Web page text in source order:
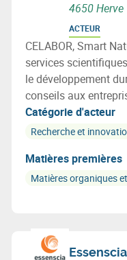
4650 Herve
ACTEUR
CELABOR, Smart
services
le développement
conseils aux
alimentaire (FOOD),
biomasse
emballage, textile et
Catégorie d'acteur
Recherche et
Matières premières
Matières organiques